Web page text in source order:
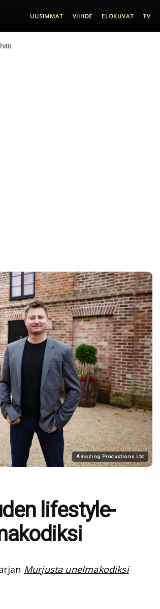
UUSIMMAT VIIHDE ELOKUVAT TV
Amazing Productions Ltd
lifestyle-
Murjusta unelmakodiksi